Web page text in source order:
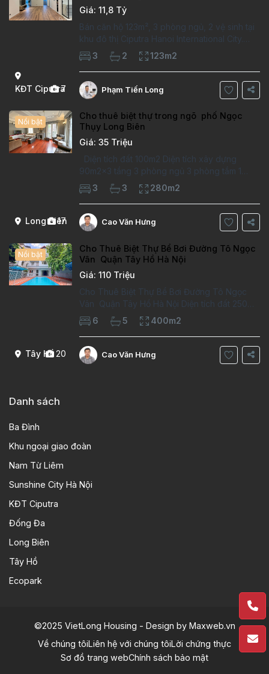
KĐT Ciputra
7
Giá: 11,8 Tỷ
Bán căn hộ 123m², 3 phòng ngủ, 2 vệ sinh tại
khu đô thị Ciputra Hanoi International City.
Căn hộ đã sửa mới kỹ, chất lượng cao, sàn
gỗ, bếp hiện đại, không gian thoáng sáng.
Thông tin căn hộ: Diện tích:
3 2 123m2
Phạm Tiến Long
Long Biên
17
Nổi bật
Cho thuê biệt thự trong ngõ phố Ngọc
Thụy Long Biên
Giá: 35 Triệu
Diện tích đất 100m2 Diện tích xây dựng
90m2x3 tầng 3 phòng ngủ 3 phòng tắm 1
phòng làm việc Vị trí ý tưởng 10 phút đi bộ tới
trường việt pháp Ngôi nhà được thiết kế theo
kiểu phát cổ,trong khu dân
3 3 280m2
Cao Văn Hưng
Tây Hồ20
Nổi bật
Cho Thuê Biệt Thự Bể Bơi Đường Tô Ngọc
Vân Quận Tây Hồ Hà Nội
Giá: 110 Triệu
Cho Thuê Biệt Thự Bể Bơi Đường Tô Ngọc
Vân Quận Tây Hồ Hà Nội Diện tích đất 250m2
Diện tích xây dựng 100m2 Xây 4 tầng, 6
phòng ngủ 5 phòng tắm Tầng 1, , phòng
khách , phòng bếp-1wc Tầng 2, 2 phòng
6 5 400m2
Cao Văn Hưng
Danh sách
Ba Đình
Khu ngoại giao đoàn
Nam Từ Liêm
Sunshine City Hà Nội
KĐT Ciputra
Đống Đa
Long Biên
Tây Hồ
Ecopark
©2025 VietLong Housing - Design by Maxweb.vn
Về chúng tôiLiên hệ với chúng tôiLời chứng thực
Sơ đồ trang webChính sách bảo mật